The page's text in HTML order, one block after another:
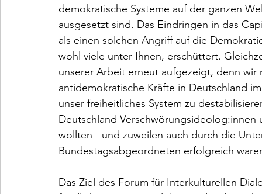
demokratische Systeme auf der ganzen
ausgesetzt sind. Das Eindringen in das
als einen solchen Angriff auf die
wohl viele unter Ihnen, erschüttert.
unserer Arbeit erneut aufgezeigt, denn wir
antidemokratische Kräfte in Deutschland
unser freiheitliches System zu
Deutschland
wollten - und zuweilen auch durch die
Bundestagsabgeordneten erfolgreich
Das Ziel des Forum für Interkulturellen